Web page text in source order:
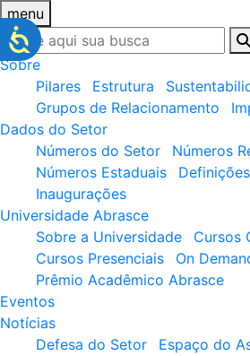
menu
Sobre
Pilares
Estrutura
Grupos de Relacionamento
Dados do Setor
Números do Setor
Números
Números Estaduais
Inaugurações
Universidade Abrasce
Sobre a Universidade
Cursos
Cursos Presenciais
On
Prêmio Acadêmico Abrasce
Eventos
Notícias
Defesa do Setor
Espaço do